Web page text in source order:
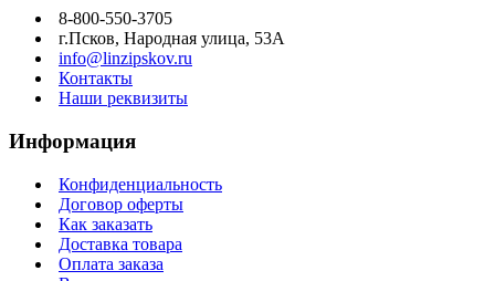
8-800-550-3705
г.Псков, Народная улица, 53А
info@linzipskov.ru
Контакты
Наши реквизиты
Информация
Конфиденциальность
Договор оферты
Как заказать
Доставка товара
Оплата заказа